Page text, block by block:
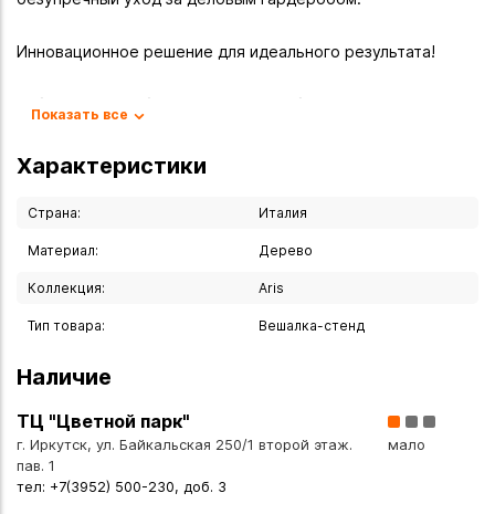
Инновационное решение для идеального результата!
Забудьте о проблемах с глажкой брюк! Пресс-вешалка -
изменит ваш подход к уходу за деловым гардеробом. В
отличие от традиционной глажки утюгом, данное
устройство обеспечивает безупречный результат без
Почему пресс-вешалка Aris - это больше, чем просто
гладильное устройство?
- Защита ткани от перегрева и появления лоснящихся
- Идеальные стрелки без усилий и специальных навыков
- Продление срока службы ваших любимых брюк
- Вид крепления: настенное
Показать все
Характеристики
Страна: Италия
Материал: Дерево
Коллекция: Aris
Тип товара: Вешалка-стенд
Наличие
ТЦ "Цветной парк"
г. Иркутск, ул. Байкальская 250/1 второй этаж.
пав. 1
тел: +7(3952) 500-230, доб. 3
мало